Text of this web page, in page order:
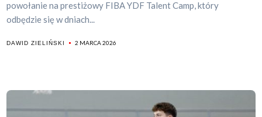
powołanie na prestiżowy FIBA YDF Talent Camp, który
odbędzie się w dniach...
DAWID ZIELIŃSKI 2 MARCA 2026